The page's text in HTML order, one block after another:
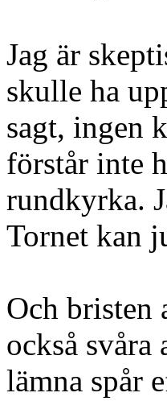
Jag är
skulle ha
sagt, ingen
förstår inte
rundkyrka.
Tornet kan
Och bristen
också
lämna spår